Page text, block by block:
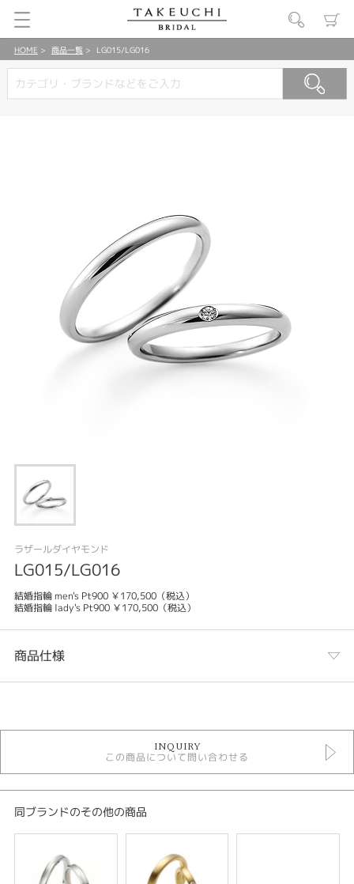
HOME 商品一覧 LG015/LG016
ラザールダイヤモンド
LG015/LG016
結婚指輪 men's Pt900 ￥170,500（税込）
結婚指輪 lady's Pt900 ￥170,500（税込）
商品仕様
結婚指輪
ラザールダイヤモンド 結婚指輪
結婚指輪 鍛造
結婚指輪 ストレート
結婚指輪 プラチナカラー
人気ブランド結婚指輪
結婚指輪 一石
結婚指輪 甲丸
INQUIRY
この商品について問い合わせる
同ブランドのその他の商品